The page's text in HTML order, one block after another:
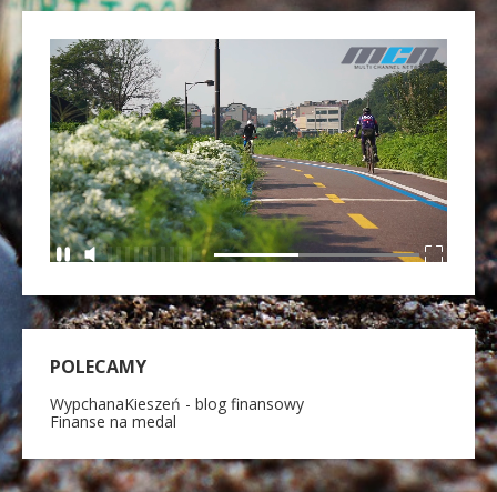
POLECAMY
WypchanaKieszeń - blog finansowy
Finanse na medal